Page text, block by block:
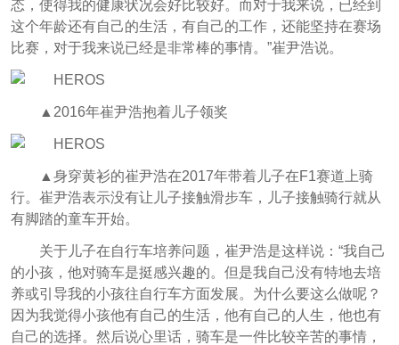
态，使得我的健康状况会好比较好。而对于我来说，已经到
这个年龄还有自己的生活，有自己的工作，还能坚持在赛场
比赛，对于我来说已经是非常棒的事情。”崔尹浩说。
▲2016年崔尹浩抱着儿子领奖
▲身穿黄衫的崔尹浩在2017年带着儿子在F1赛道上骑
行。崔尹浩表示没有让儿子接触滑步车，儿子接触骑行就从
有脚踏的童车开始。
关于儿子在自行车培养问题，崔尹浩是这样说：“我自己
的小孩，他对骑车是挺感兴趣的。但是我自己没有特地去培
养或引导我的小孩往自行车方面发展。为什么要这么做呢？
因为我觉得小孩他有自己的生活，他有自己的人生，他也有
自己的选择。然后说心里话，骑车是一件比较辛苦的事情，